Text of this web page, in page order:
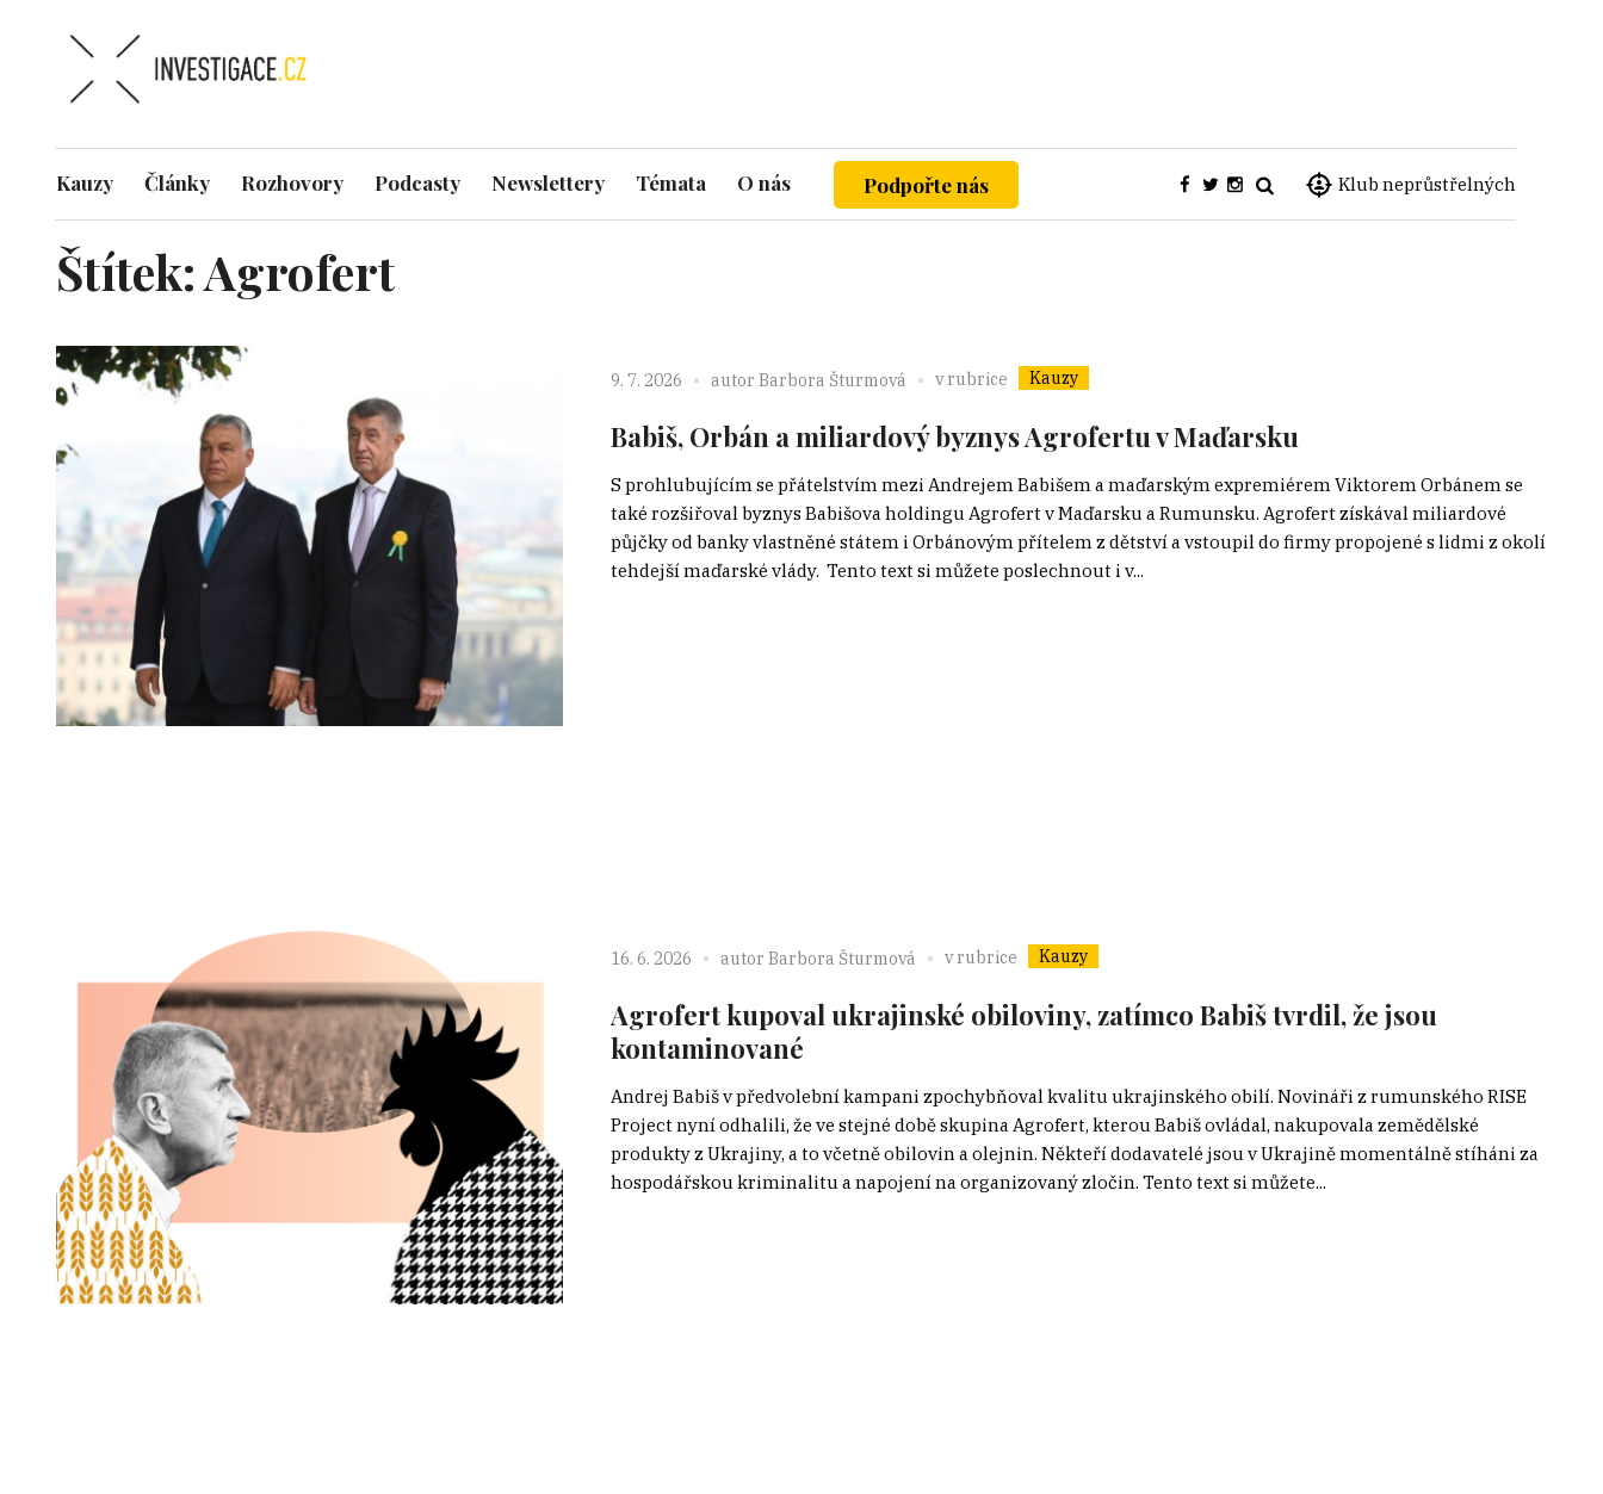
Klub neprůstřelných
Kauzy Články Rozhovory Podcasty Newslettery Témata O nás Podpořte nás
Štítek:Agrofert
9. 7. 2026 autor Barbora Šturmová v rubrice Kauzy
Babiš, Orbán a miliardový byznys Agrofertu v Maďarsku
S prohlubujícím se přátelstvím mezi Andrejem Babišem a maďarským expremiérem Viktorem Orbánem se
také rozšiřoval byznys Babišova holdingu Agrofert v Maďarsku a Rumunsku. Agrofert získával miliardové
půjčky od banky vlastněné státem i Orbánovým přítelem z dětství a vstoupil do firmy propojené s lidmi z okolí
tehdejší maďarské vlády. Tento text si můžete poslechnout i v...
16. 6. 2026 autor Barbora Šturmová v rubrice Kauzy
Agrofert kupoval ukrajinské obiloviny, zatímco Babiš tvrdil, že jsou
kontaminované
Andrej Babiš v předvolební kampani zpochybňoval kvalitu ukrajinského obilí. Novináři z rumunského RISE
Project nyní odhalili, že ve stejné době skupina Agrofert, kterou Babiš ovládal, nakupovala zemědělské
produkty z Ukrajiny, a to včetně obilovin a olejnin. Někteří dodavatelé jsou v Ukrajině momentálně stíháni za
hospodářskou kriminalitu a napojení na organizovaný zločin. Tento text si můžete...